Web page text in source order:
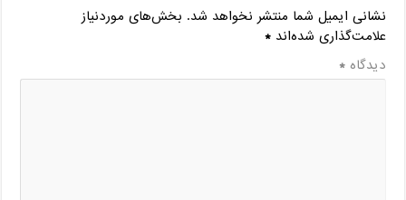
نشانی ایمیل شما منتشر نخواهد شد. بخش‌های موردنیاز
علامت‌گذاری شده‌اند*
دیدگاه*